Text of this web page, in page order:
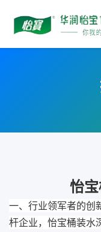
怡
一、行业领军者的
杆企业，怡宝桶装水